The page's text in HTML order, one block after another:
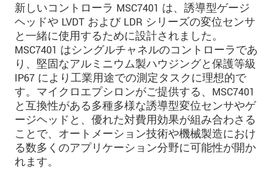
新しいコントローラ MSC7401 は、誘導型ゲージ
ヘッドや LVDT および LDR シリーズの変位センサ
と一緒に使用するために設計されました。
MSC7401 はシングルチャネルのコントローラであ
り、堅固なアルミニウム製ハウジングと保護等級
IP67 により工業用途での測定タスクに理想的で
す。マイクロエプシロンがご提供する、MSC7401
と互換性がある多種多様な誘導型変位センサやゲ
ージヘッドと、優れた対費用効果が組み合わさる
ことで、オートメーション技術や機械製造におけ
る数多くのアプリケーション分野に可能性が開か
れます。